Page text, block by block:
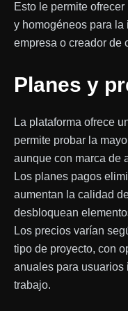
Esto le permite
y homogéneos para
empresa o creador de
Planes y
La plataforma ofrece
permite probar la
aunque con marca de
Los planes pagos
aumentan la calidad
desbloquean
Los precios varían
tipo de proyecto, con
anuales para
trabajo.